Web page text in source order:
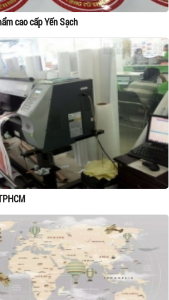
cao cấp Yến Sạch